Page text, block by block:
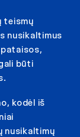
teismų
nusikaltimus
būti
kodėl iš
nusikaltimų